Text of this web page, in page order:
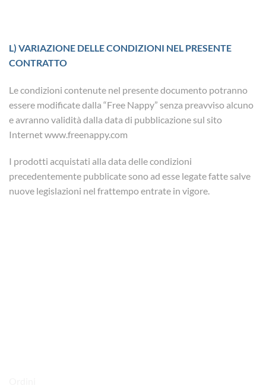
L) VARIAZIONE DELLE CONDIZIONI NEL PRESENTE
CONTRATTO
Le condizioni contenute nel presente documento potranno
essere modificate dalla “Free Nappy” senza preavviso alcuno
e avranno validità dalla data di pubblicazione sul sito
Internet www.freenappy.com
I prodotti acquistati alla data delle condizioni
precedentemente pubblicate sono ad esse legate fatte salve
nuove legislazioni nel frattempo entrate in vigore.